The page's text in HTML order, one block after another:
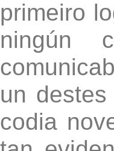
primeiro
ningún
un
codia